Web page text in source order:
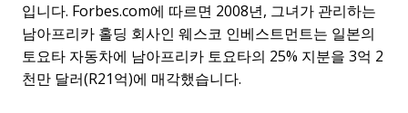
입니다. Forbes.com에 따르면 2008년, 그녀가 관리하는
남아프리카 홀딩 회사인 웨스코 인베스트먼트는 일본의
토요타 자동차에 남아프리카 토요타의 25% 지분을 3억 2
천만 달러(R21억)에 매각했습니다.